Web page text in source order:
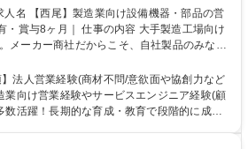
の内容 大手製造工場向け
メーカー商社だからこそ、自社製品のみなら
い提案力と自由な発想力で顧客の困りごとに
指します。 ◆顧客ニーズや課題を
けた最適な商品やサービスを幅広い選択肢か
顧客密着型営業です。 ◆自社製品でもある
法人営業経験(商材不問/意欲面や協創力など
業向け営業経験やサービスエンジニア経験(顧
活躍！長期的な育成・教育で段階的に成長